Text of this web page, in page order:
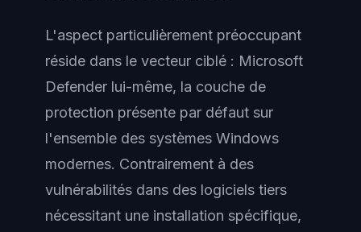
L'aspect particulièrement préoccupant
réside dans le vecteur ciblé : Microsoft
Defender lui-même, la couche de
protection présente par défaut sur
l'ensemble des systèmes Windows
modernes. Contrairement à des
vulnérabilités dans des logiciels tiers
nécessitant une installation spécifique,